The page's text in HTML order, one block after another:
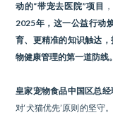
动的“带宠去医院”项目
2025年，这一公益行动
育、更精准的知识触达
物健康管理的第一道防线。
皇家宠物食品中国区总经
对‘犬猫优先’原则的坚守